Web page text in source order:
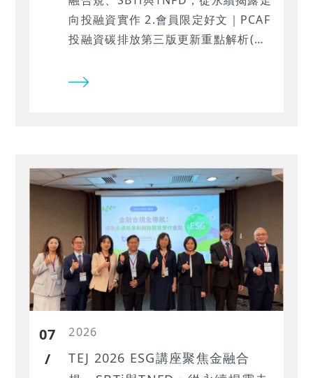
向投融資實作 2.‍會員限定好文｜‍PCAF
投融資碳排放第三版更新重點解析(上)
07
/
2026
TEJ 2026 ESG講座聚焦金融合